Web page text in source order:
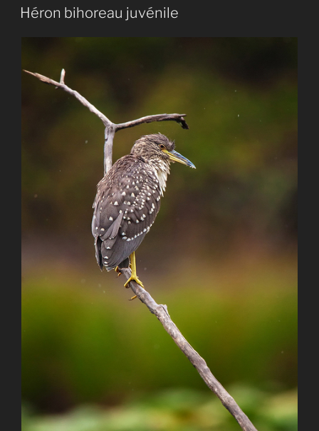
LE
Héron bihoreau juvénile